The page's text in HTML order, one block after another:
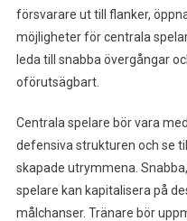
försvarare ut till flanker,
möjligheter för centrala
leda till snabba övergångar
oförutsägbart.
Centrala spelare bör vara
defensiva strukturen och se
skapade utrymmena.
spelare kan kapitalisera på
målchanser. Tränare bör